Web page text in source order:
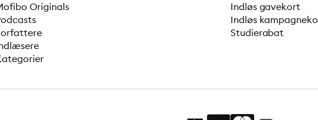
Originals
Indløs gavekort
Indløs
Studierabat